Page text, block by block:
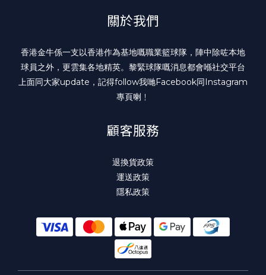
關於我們
香港金牛係一支以香港作為基地嘅職業籃球隊，陣中除咗本地
球員之外，更雲集各地精英。黎緊球隊嘅消息都會喺社交平台
上面同大家update，記得follow我哋Facebook同Instagram
專頁喇﹗
顧客服務
退換貨政策
運送政策
隱私政策